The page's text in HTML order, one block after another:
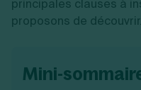
Calcul d'éligibilité à
Confidentialité de
Fermer son
Mise en sommeil
Autres
Par fonctionnalité
Logiciel de
Fermeture
Exercice d’un métier
Sélection de
principales clauses à
proposons de découvrir.
mini-